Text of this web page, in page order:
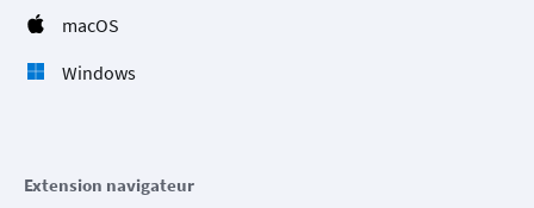
macOS
Windows
Extension navigateur